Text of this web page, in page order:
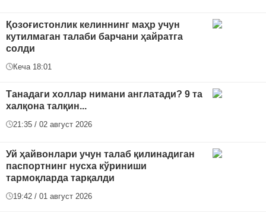
Қозоғистонлик келиннинг маҳр учун
кутилмаган талаби барчани ҳайратга
солди
Кеча 18:01
Танадаги холлар нимани англатади? 9 та
халқона талқин...
21:35 / 02 август 2026
Уй ҳайвонлари учун талаб қилинадиган
паспортнинг нусха кўриниши
тармоқларда тарқалди
19:42 / 01 август 2026